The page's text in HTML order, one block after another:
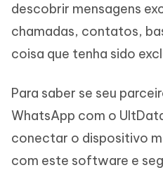
descobrir mensagens
chamadas, contatos,
coisa que tenha sido
Para saber se seu
WhatsApp com o
conectar o dispositivo
com este software e